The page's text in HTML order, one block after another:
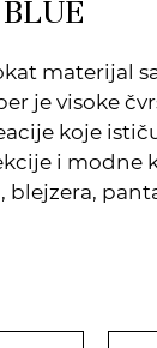
materijal
je visoke
koje
i modne
blejzera,